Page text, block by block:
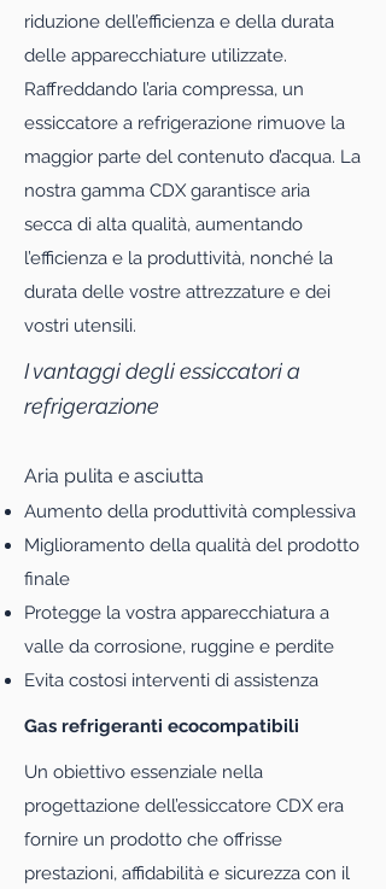
riduzione dell’efficienza e della durata
delle apparecchiature utilizzate.
Raffreddando l’aria compressa, un
essiccatore a refrigerazione rimuove la
maggior parte del contenuto d’acqua. La
nostra gamma CDX garantisce aria
secca di alta qualità, aumentando
l’efficienza e la produttività, nonché la
durata delle vostre attrezzature e dei
vostri utensili.
I vantaggi degli essiccatori a
refrigerazione
Aria pulita e asciutta
Aumento della produttività complessiva
Miglioramento della qualità del prodotto
finale
Protegge la vostra apparecchiatura a
valle da corrosione, ruggine e perdite
Evita costosi interventi di assistenza
Gas refrigeranti ecocompatibili
Un obiettivo essenziale nella
progettazione dell’essiccatore CDX era
fornire un prodotto che offrisse
prestazioni, affidabilità e sicurezza con il